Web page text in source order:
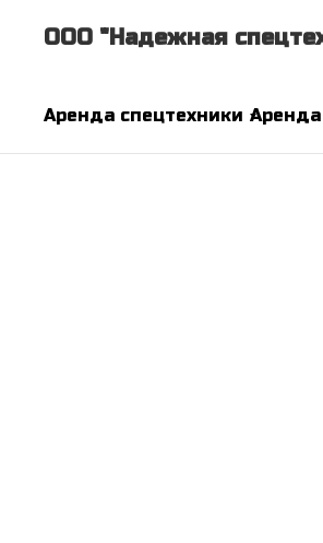
ООО "Надежная
Аренда спецтехники Аренда